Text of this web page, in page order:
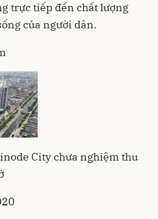
trực tiếp đến chất lượng
của người dân.
City chưa nghiệm thu